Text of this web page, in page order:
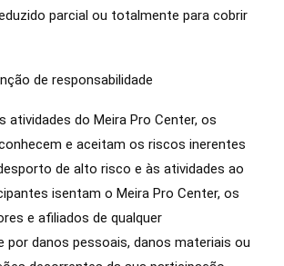
parcial ou totalmente para cobrir
de responsabilidade
atividades do Meira Pro Center, os
e aceitam os riscos inerentes
de alto risco e às atividades ao
isentam o Meira Pro Center, os
e afiliados de qualquer
por danos pessoais, danos materiais ou